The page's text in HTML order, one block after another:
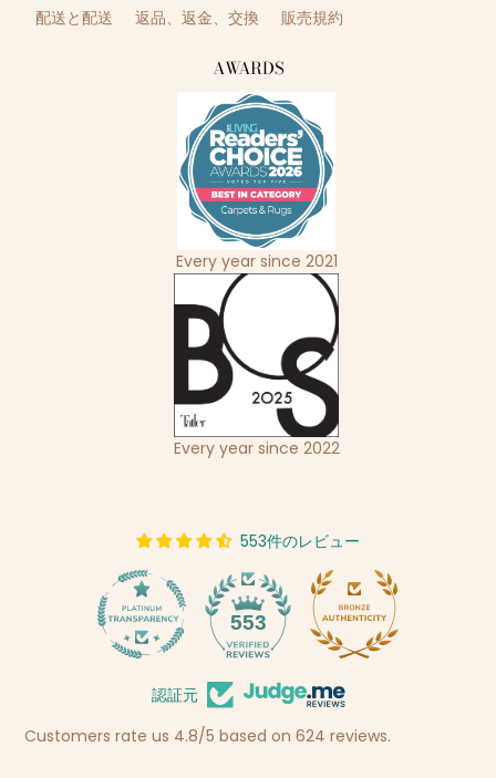
配送と配送 返品、返金、交換 販売規約
AWARDS
Every year since 2021
Every year since 2022
553件のレビュー
553
認証元
Customers rate us 4.8/5 based on 624 reviews.